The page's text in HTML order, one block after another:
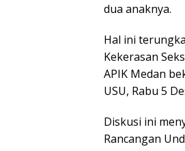
dua anaknya.
Hal ini
Kekerasan
APIK Medan
USU, Rabu 5
Diskusi ini
Rancangan